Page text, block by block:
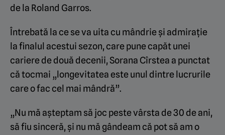
de la Roland Garros.
Întrebată la ce se va uita cu mândrie și admirație
la finalul acestui sezon, care pune capăt unei
cariere de două decenii, Sorana Cîrstea a punctat
că tocmai „longevitatea este unul dintre lucrurile
care o fac cel mai mândră”.
„Nu mă așteptam să joc peste vârsta de 30 de ani,
să fiu sinceră, și nu mă gândeam că pot să am o